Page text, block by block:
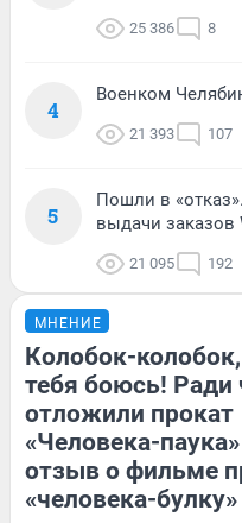
25 386 8
4
Военком
21 393 107
5
Пошли в
выдачи заказов
21 095 192
МНЕНИЕ
Колобок-
тебя боюсь! Ради
отложили прокат
«Человека-
отзыв о фильме
«человека-булку»